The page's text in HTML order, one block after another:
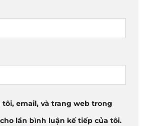
tôi, email, và trang web trong
lần bình luận kế tiếp của tôi.